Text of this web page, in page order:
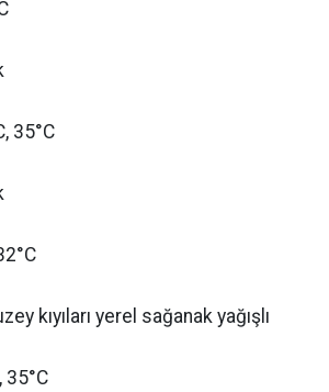
35°C
kıyıları yerel sağanak yağışlı
35°C